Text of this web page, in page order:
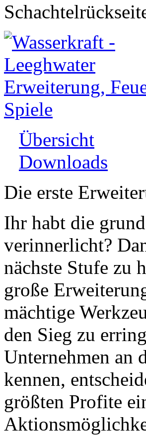
Übersicht
Downloads
Die erste
Ihr habt die
verinnerlicht?
nächste Stufe zu
große
mächtige
den Sieg zu
Unternehmen an
kennen,
größten Profite